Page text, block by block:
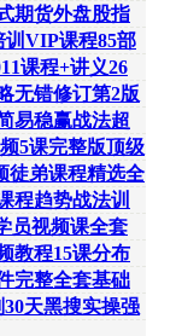
期货外盘股指
VIP课程85部
课程+讲义26
无错修订第2版
易稳赢战法超
5课完整版顶级
徒弟课程精选全
程趋势战法训
员视频课全套
教程15课分布
完整全套基础
天黑搜实操强